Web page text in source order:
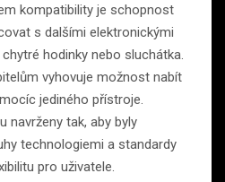
kompatibility je schopnost
s dalšími elektronickými
hodinky nebo sluchátka.
vyhovuje možnost nabít
jediného přístroje.
navrženy tak, aby byly
technologiemi a standardy
pro uživatele.